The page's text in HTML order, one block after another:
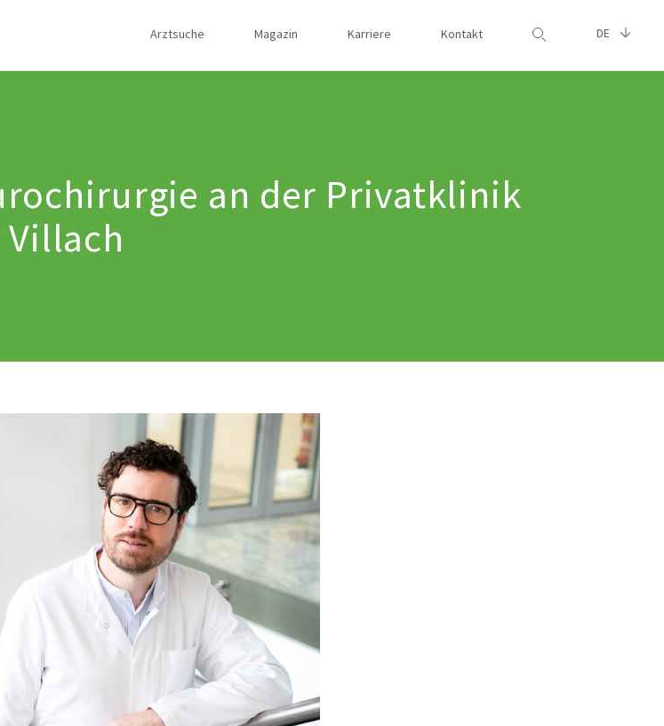
Arztsuche Magazin Karriere
Kontakt
DE
an der Privatklinik
Villach